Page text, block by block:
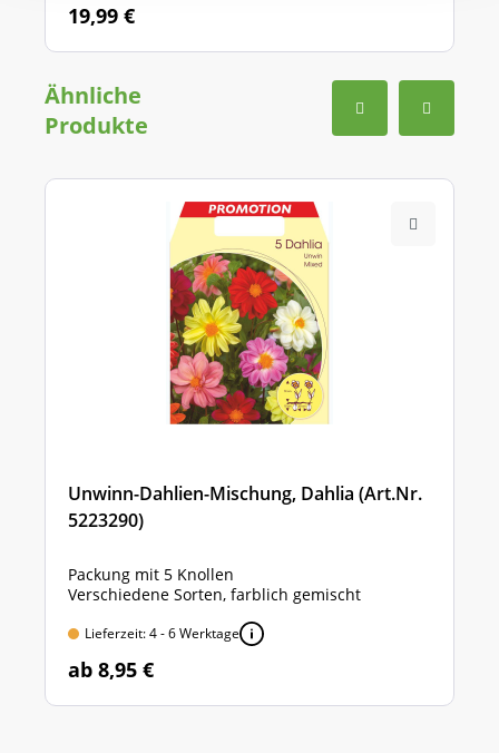
19,99 €
Ähnliche
Produkte
Unwinn-Dahlien-Mischung, Dahlia (Art.Nr.
5223290)
Packung mit 5 Knollen
Verschiedene Sorten, farblich gemischt
Lieferzeit: 4 - 6 Werktage
ab 8,95 €